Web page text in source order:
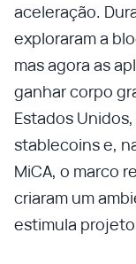
aceleração.
exploraram a
mas agora as
ganhar corpo
Estados
stablecoins e,
MiCA, o marco
criaram um
estimula